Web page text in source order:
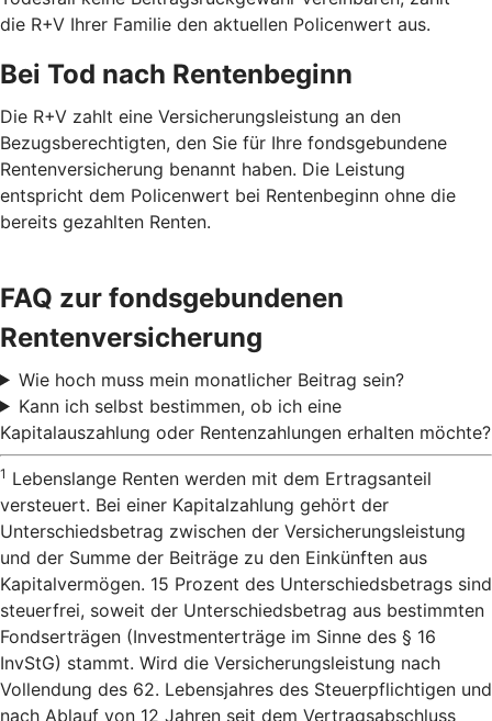
die R+V Ihrer Familie den aktuellen Policenwert aus.
Bei Tod nach Rentenbeginn
Die R+V zahlt eine Versicherungsleistung an den
Bezugsberechtigten, den Sie für Ihre fondsgebundene
Rentenversicherung benannt haben. Die Leistung
entspricht dem Policenwert bei Rentenbeginn ohne die
bereits gezahlten Renten.
FAQ zur fondsgebundenen
Rentenversicherung
Wie hoch muss mein monatlicher Beitrag sein?
Kann ich selbst bestimmen, ob ich eine
Kapitalauszahlung oder Rentenzahlungen erhalten möchte?
1 Lebenslange Renten werden mit dem Ertragsanteil
versteuert. Bei einer Kapitalzahlung gehört der
Unterschiedsbetrag zwischen der Versicherungsleistung
und der Summe der Beiträge zu den Einkünften aus
Kapitalvermögen. 15 Prozent des Unterschiedsbetrags sind
steuerfrei, soweit der Unterschiedsbetrag aus bestimmten
Fondserträgen (Investmenterträge im Sinne des § 16
InvStG) stammt. Wird die Versicherungsleistung nach
Vollendung des 62. Lebensjahres des Steuerpflichtigen und
nach Ablauf von 12 Jahren seit dem Vertragsabschluss